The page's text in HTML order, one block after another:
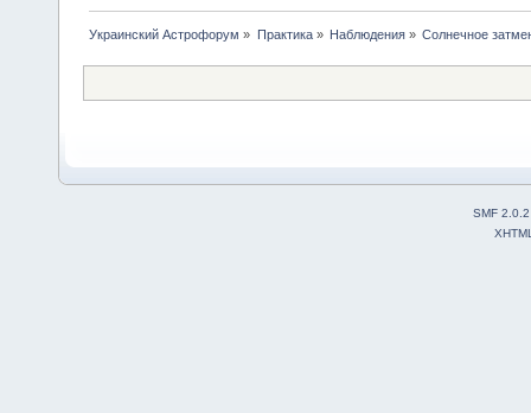
Украинский Астрофорум » Практика» Наблюдения» Солнечное
SMF 2.0.2